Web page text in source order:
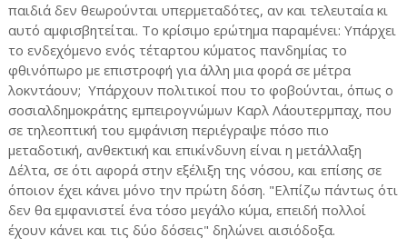
παιδιά δεν θεωρούνται υπερμεταδότες, αν και τελευταία κι
αυτό αμφισβητείται. Το κρίσιμο ερώτημα παραμένει: Υπάρχει
το ενδεχόμενο ενός τέταρτου κύματος πανδημίας το
φθινόπωρο με επιστροφή για άλλη μια φορά σε μέτρα
λοκντάουν; Υπάρχουν πολιτικοί που το φοβούνται, όπως ο
σοσιαλδημοκράτης εμπειρογνώμων Καρλ Λάουτερμπαχ, που
σε τηλεοπτική του εμφάνιση περιέγραψε πόσο πιο
μεταδοτική, ανθεκτική και επικίνδυνη είναι η μετάλλαξη
Δέλτα, σε ότι αφορά στην εξέλιξη της νόσου, και επίσης σε
όποιον έχει κάνει μόνο την πρώτη δόση. "Ελπίζω πάντως ότι
δεν θα εμφανιστεί ένα τόσο μεγάλο κύμα, επειδή πολλοί
έχουν κάνει και τις δύο δόσεις" δηλώνει αισιόδοξα.